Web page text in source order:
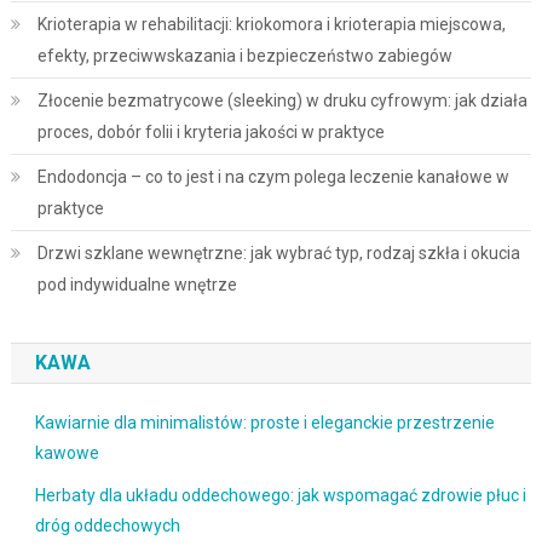
Krioterapia w rehabilitacji: kriokomora i krioterapia miejscowa,
efekty, przeciwwskazania i bezpieczeństwo zabiegów
Złocenie bezmatrycowe (sleeking) w druku cyfrowym: jak działa
proces, dobór folii i kryteria jakości w praktyce
Endodoncja – co to jest i na czym polega leczenie kanałowe w
praktyce
Drzwi szklane wewnętrzne: jak wybrać typ, rodzaj szkła i okucia
pod indywidualne wnętrze
KAWA
Kawiarnie dla minimalistów: proste i eleganckie przestrzenie
kawowe
Herbaty dla układu oddechowego: jak wspomagać zdrowie płuc i
dróg oddechowych